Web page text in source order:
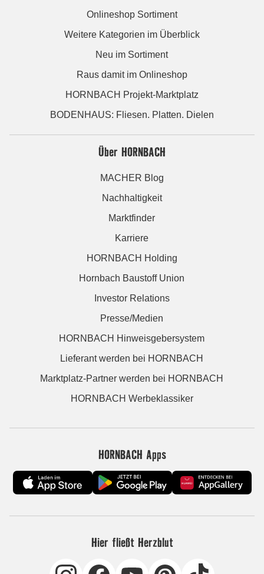
Onlineshop Sortiment
Weitere Kategorien im Überblick
Neu im Sortiment
Raus damit im Onlineshop
HORNBACH Projekt-Marktplatz
BODENHAUS: Fliesen. Platten. Dielen
Über HORNBACH
MACHER Blog
Nachhaltigkeit
Marktfinder
Karriere
HORNBACH Holding
Hornbach Baustoff Union
Investor Relations
Presse/Medien
HORNBACH Hinweisgebersystem
Lieferant werden bei HORNBACH
Marktplatz-Partner werden bei HORNBACH
HORNBACH Werbeklassiker
HORNBACH Apps
Hier fließt Herzblut